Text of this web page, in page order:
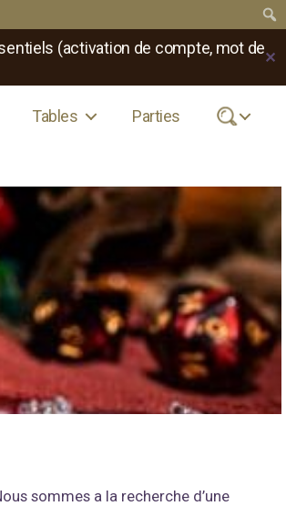
(activation de compte, mot de✕
Tables Parties .
sommes a la recherche d’une